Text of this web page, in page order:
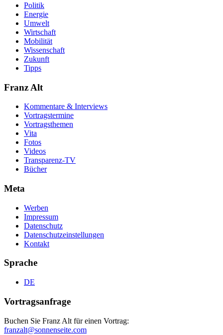
Politik
Energie
Umwelt
Wirtschaft
Mobilität
Wissenschaft
Zukunft
Tipps
Franz Alt
Kommentare & Interviews
Vortragstermine
Vortragsthemen
Vita
Fotos
Videos
Transparenz-TV
Bücher
Meta
Werben
Impressum
Datenschutz
Datenschutzeinstellungen
Kontakt
Sprache
DE
Vortragsanfrage
Buchen Sie Franz Alt für einen Vortrag:
franzalt@sonnenseite.com